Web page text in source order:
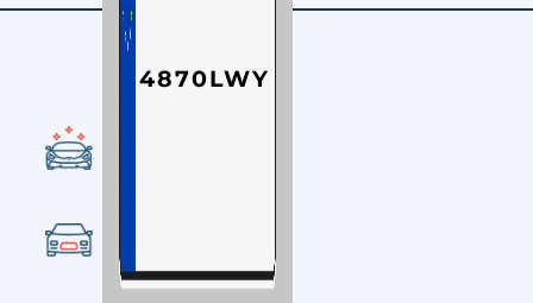
4870LWY
SUV